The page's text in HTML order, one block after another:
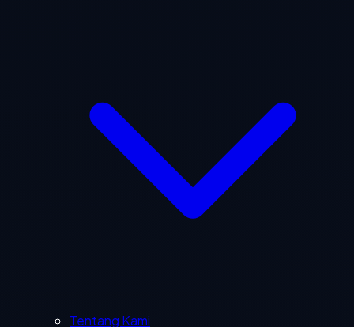
Tentang Kami